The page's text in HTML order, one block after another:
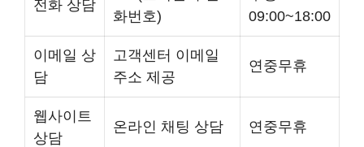
전화 상담
화번호)
09:00~18:00
이메일 상
담
고객센터 이메일
주소 제공
연중무휴
웹사이트
상담
온라인 채팅 상담 연중무휴